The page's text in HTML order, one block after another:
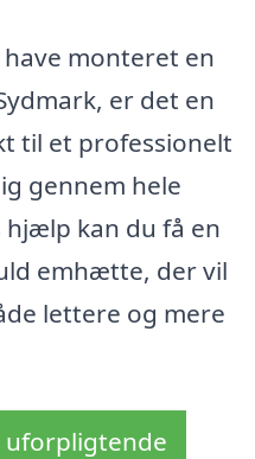
have monteret en
er det en
til et professionelt
gennem hele
hjælp kan du få en
emhætte, der vil
lettere og mere
uforpligtende